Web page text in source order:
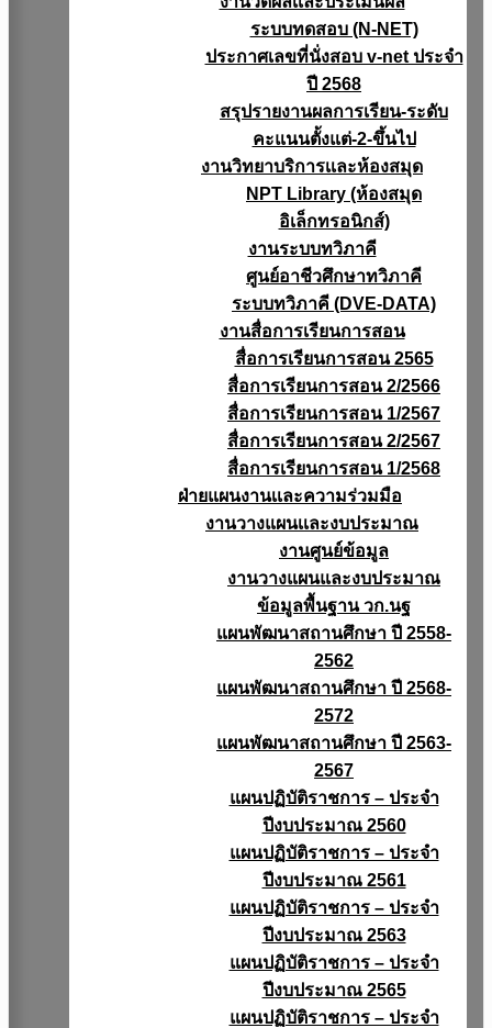
ระบบทดสอบ (N-NET)
ประกาศเลขที่นั่งสอบ v-net ประจำ
ปี 2568
สรุปรายงานผลการเรียน-ระดับ
คะแนนตั้งแต่-2-ขึ้นไป
งานวิทยาบริการเเละห้องสมุด
NPT Library (ห้องสมุด
อิเล็กทรอนิกส์)
งานระบบทวิภาคี
ศูนย์อาชีวศึกษาทวิภาคี
ระบบทวิภาคี (DVE-DATA)
งานสื่อการเรียนการสอน
สื่อการเรียนการสอน 2565
สื่อการเรียนการสอน 2/2566
สื่อการเรียนการสอน 1/2567
สื่อการเรียนการสอน 2/2567
สื่อการเรียนการสอน 1/2568
ฝ่ายแผนงานเเละความร่วมมือ
งานวางแผนเเละงบประมาณ
งานศูนย์ข้อมูล
งานวางแผนและงบประมาณ
ข้อมูลพื้นฐาน วก.นฐ
แผนพัฒนาสถานศึกษา ปี 2558-
2562
แผนพัฒนาสถานศึกษา ปี 2568-
2572
แผนพัฒนาสถานศึกษา ปี 2563-
2567
แผนปฏิบัติราชการ – ประจำ
ปีงบประมาณ 2560
แผนปฏิบัติราชการ – ประจำ
ปีงบประมาณ 2561
แผนปฏิบัติราชการ – ประจำ
ปีงบประมาณ 2563
แผนปฏิบัติราชการ – ประจำ
ปีงบประมาณ 2565
แผนปฏิบัติราชการ – ประจำ